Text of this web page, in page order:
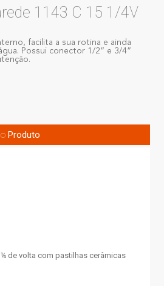
1143 C 15 1/4V
facilita a sua rotina e ainda
Possui conector 1/2” e 3/4”
Produto
¼ de volta com pastilhas cerâmicas